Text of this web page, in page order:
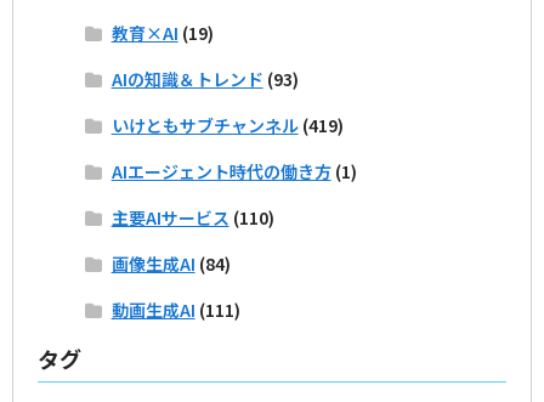
教育×AI (19)
AIの知識＆トレンド (93)
いけともサブチャンネル(419)
AIエージェント時代の働き方(1)
主要AIサービス (110)
画像生成AI (84)
動画生成AI (111)
タグ